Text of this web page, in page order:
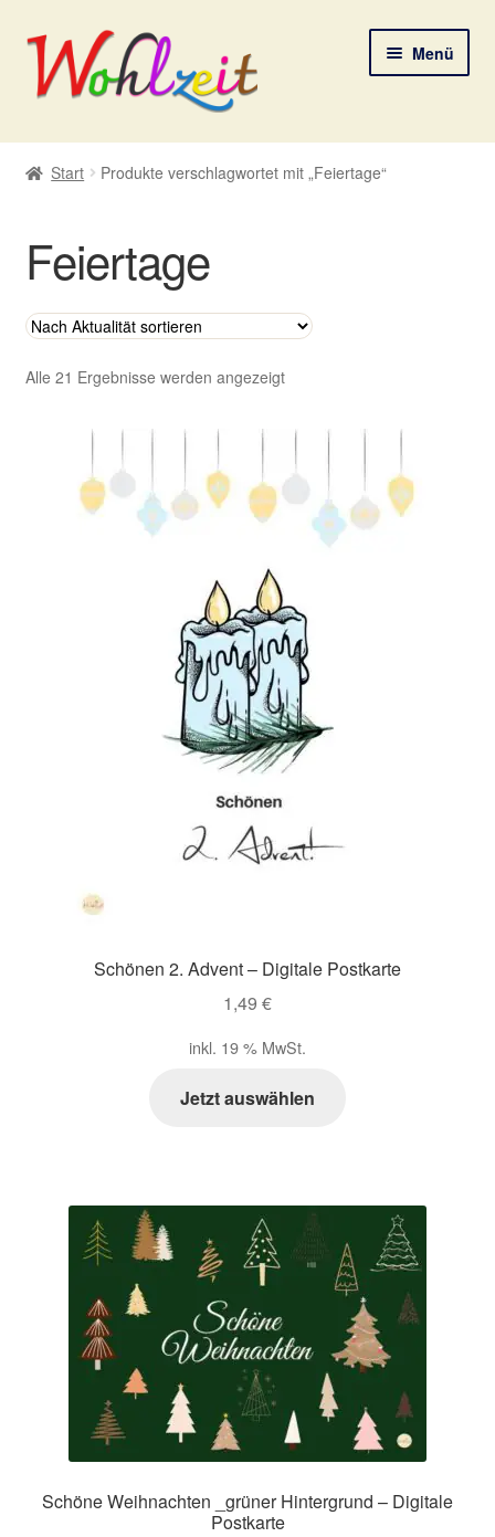
Zur
Navigation
springen
Zum
Inhalt
springen
Menü
Start
Datenschutzerklärung
Deine Auswahl
Digitale Lebenspostkarten
Gutscheine und Aktionen
Richtlinie für Rückerstattungen und Rückgaben
Vertrag widerrufen
Widerrufsbelehrung
Start Produkte verschlagwortet mit „Feiertage“
Feiertage
Alle 21 Ergebnisse werden angezeigtNach
Schönen 2. Advent – Digitale Postkarte
1,49 €
inkl. 19 % MwSt.
Jetzt auswählen
Schöne Weihnachten _grüner Hintergrund – Digitale
Postkarte